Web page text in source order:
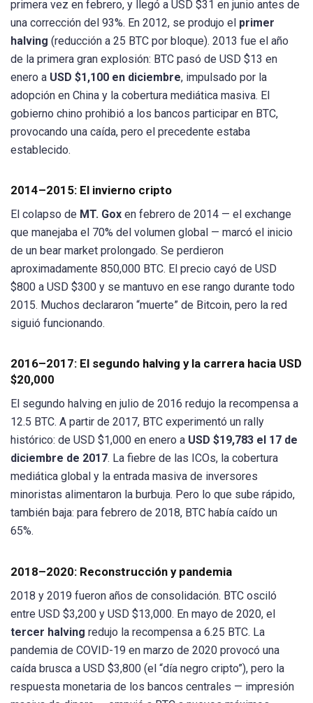
primera vez en febrero, y llegó a USD $31 en junio antes de
una corrección del 93%. En 2012, se produjo el primer
halving (reducción a 25 BTC por bloque). 2013 fue el año
de la primera gran explosión: BTC pasó de USD $13 en
enero a USD $1,100 en diciembre, impulsado por la
adopción en China y la cobertura mediática masiva. El
gobierno chino prohibió a los bancos participar en BTC,
provocando una caída, pero el precedente estaba
establecido.
2014–2015: El invierno cripto
El colapso de MT. Gox en febrero de 2014 — el exchange
que manejaba el 70% del volumen global — marcó el inicio
de un bear market prolongado. Se perdieron
aproximadamente 850,000 BTC. El precio cayó de USD
$800 a USD $300 y se mantuvo en ese rango durante todo
2015. Muchos declararon “muerte” de Bitcoin, pero la red
siguió funcionando.
2016–2017: El segundo halving y la carrera hacia USD
$20,000
El segundo halving en julio de 2016 redujo la recompensa a
12.5 BTC. A partir de 2017, BTC experimentó un rally
histórico: de USD $1,000 en enero a USD $19,783 el 17 de
diciembre de 2017. La fiebre de las ICOs, la cobertura
mediática global y la entrada masiva de inversores
minoristas alimentaron la burbuja. Pero lo que sube rápido,
también baja: para febrero de 2018, BTC había caído un
65%.
2018–2020: Reconstrucción y pandemia
2018 y 2019 fueron años de consolidación. BTC osciló
entre USD $3,200 y USD $13,000. En mayo de 2020, el
tercer halving redujo la recompensa a 6.25 BTC. La
pandemia de COVID-19 en marzo de 2020 provocó una
caída brusca a USD $3,800 (el “día negro cripto”), pero la
respuesta monetaria de los bancos centrales — impresión